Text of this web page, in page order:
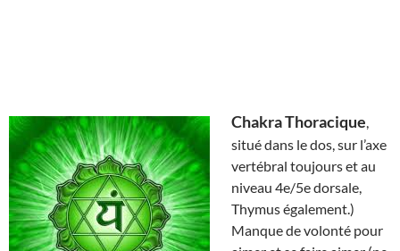
Chakra Thoracique,
situé dans le dos, sur l’axe
vertébral toujours et au
niveau 4e/5e dorsale,
Thymus également.)
Manque de volonté pour